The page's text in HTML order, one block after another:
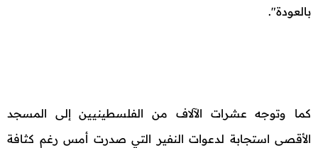
بالعودة".
كما وتوجه عشرات الآلاف من الفلسطينيين إلى المسجد
الأقصى استجابة لدعوات النفير التي صدرت أمس رغم كثافة